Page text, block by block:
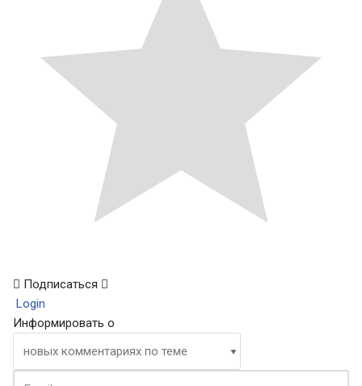
Подписаться
Login
Информировать о